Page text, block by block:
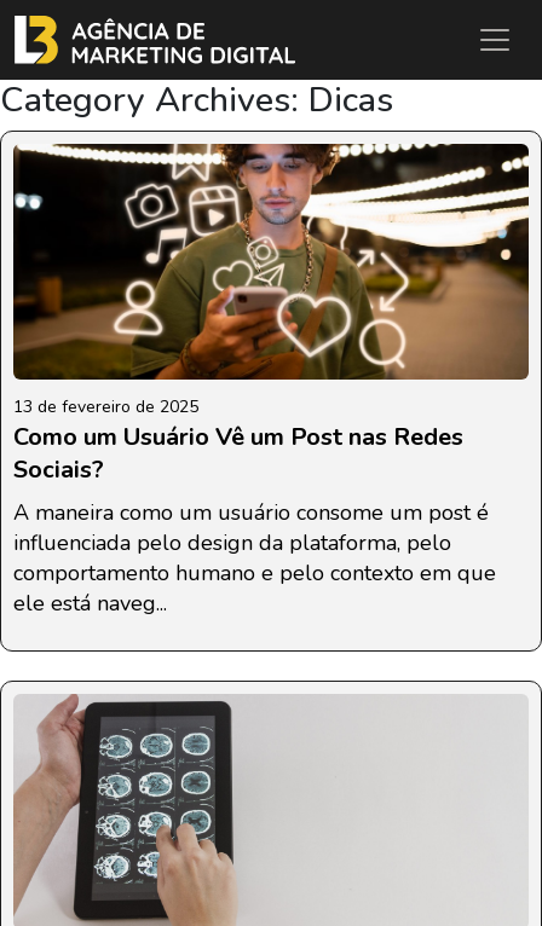
Category Archives: Dicas
13 de fevereiro de 2025
Como um Usuário Vê um Post nas Redes
Sociais?
A maneira como um usuário consome um post é
influenciada pelo design da plataforma, pelo
comportamento humano e pelo contexto em que
ele está naveg...